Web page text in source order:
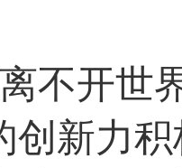
不开世
创新力